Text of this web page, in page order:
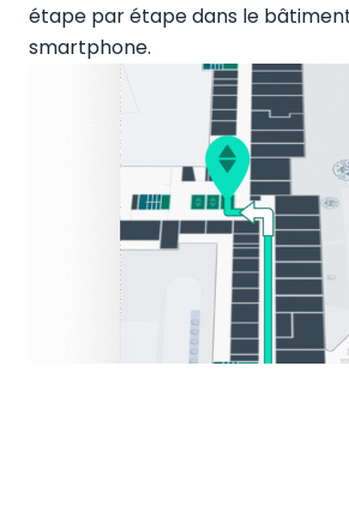
étape par étape dans le
smartphone.